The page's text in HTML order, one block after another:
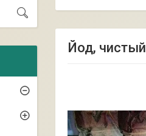
Йод, чистый